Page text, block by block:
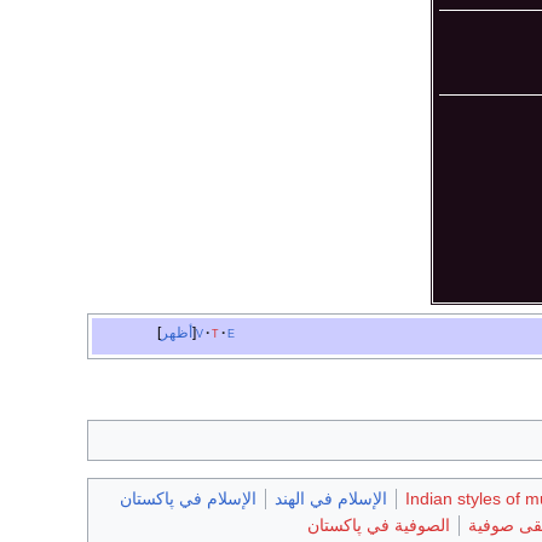
أظهر v t e
Indian styles of الإسلام في الهند
الإسلام في پاكستان
صوفية
الصوفية في پاكستان